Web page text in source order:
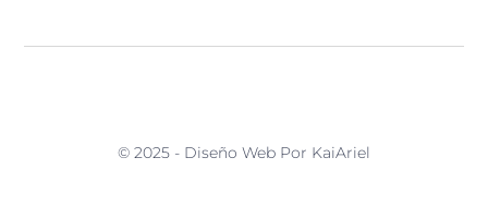
© 2025 - Diseño Web Por KaiAriel